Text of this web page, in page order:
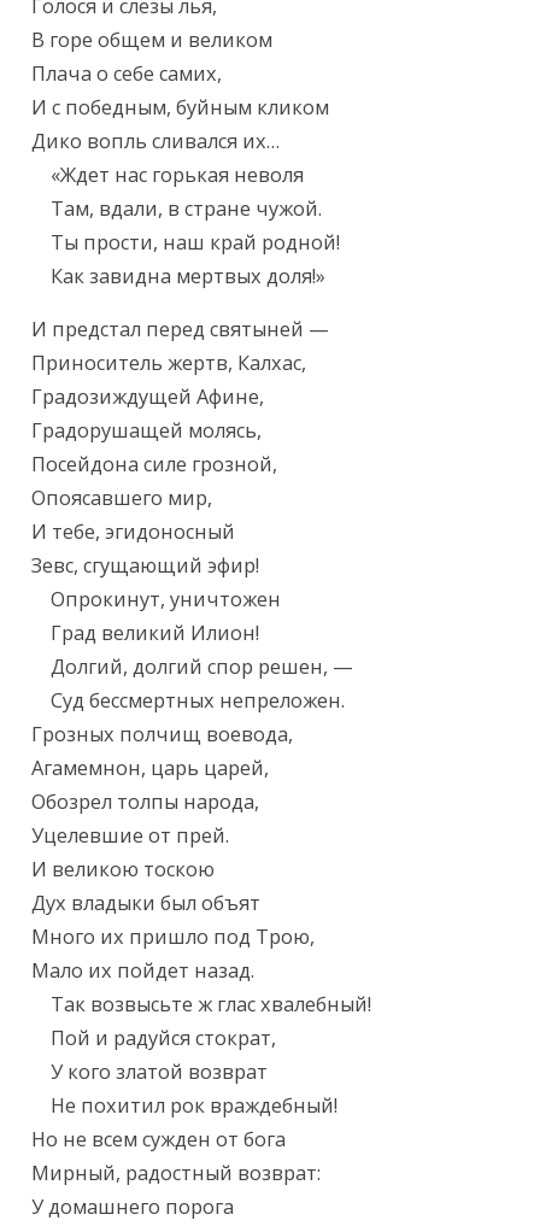
Голося и слезы лья,
В горе общем и великом
Плача о себе самих,
И с победным, буйным кликом
Дико вопль сливался их…
    Как завидна мертвых доля!»
И предстал перед святыней —
Приноситель жертв, Калхас,
Градозиждущей Афине,
Градорушащей молясь,
Посейдона силе грозной,
Опоясавшего мир,
И тебе, эгидоносный
Зевс, сгущающий эфир!
    Опрокинут, уничтожен
    Долгий, долгий спор решен, —
    Суд бессмертных непреложен.
Грозных полчищ воевода,
Агамемнон, царь царей,
Обозрел толпы народа,
Уцелевшие от прей.
И великою тоскою
Дух владыки был объят
Много их пришло под Трою,
Мало их пойдет назад.
    У кого златой возврат
Но не всем сужден от бога
Мирный, радостный возврат:
У домашнего порога